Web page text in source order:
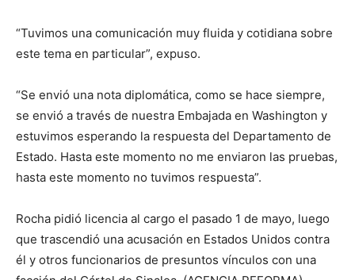
“Tuvimos una comunicación muy fluida y cotidiana sobre
este tema en particular”, expuso.
“Se envió una nota diplomática, como se hace siempre,
se envió a través de nuestra Embajada en Washington y
estuvimos esperando la respuesta del Departamento de
Estado. Hasta este momento no me enviaron las pruebas,
hasta este momento no tuvimos respuesta”.
Rocha pidió licencia al cargo el pasado 1 de mayo, luego
que trascendió una acusación en Estados Unidos contra
él y otros funcionarios de presuntos vínculos con una